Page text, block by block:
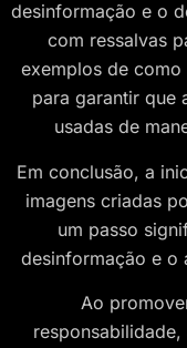
desinformação e o
com ressalvas
exemplos de
para garantir que
usadas de
Em conclusão, a
imagens criadas
um passo
desinformação e o
Ao